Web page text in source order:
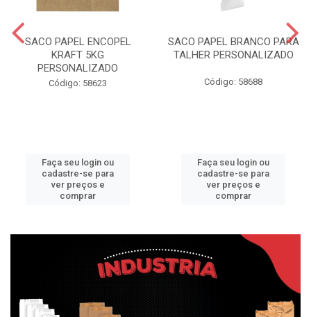
SACO PAPEL ENCOPEL
KRAFT 5KG
PERSONALIZADO
Código: 58623
Faça seu login ou
cadastre-se para
ver preços e
comprar
SACO PAPEL BRANCO PARA
TALHER PERSONALIZADO
Código: 58688
Faça seu login ou
cadastre-se para
ver preços e
comprar